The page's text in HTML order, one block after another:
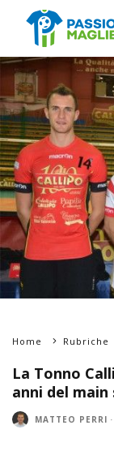
Home Rubriche
La Tonno
anni del main
MATTEO PERRI ·